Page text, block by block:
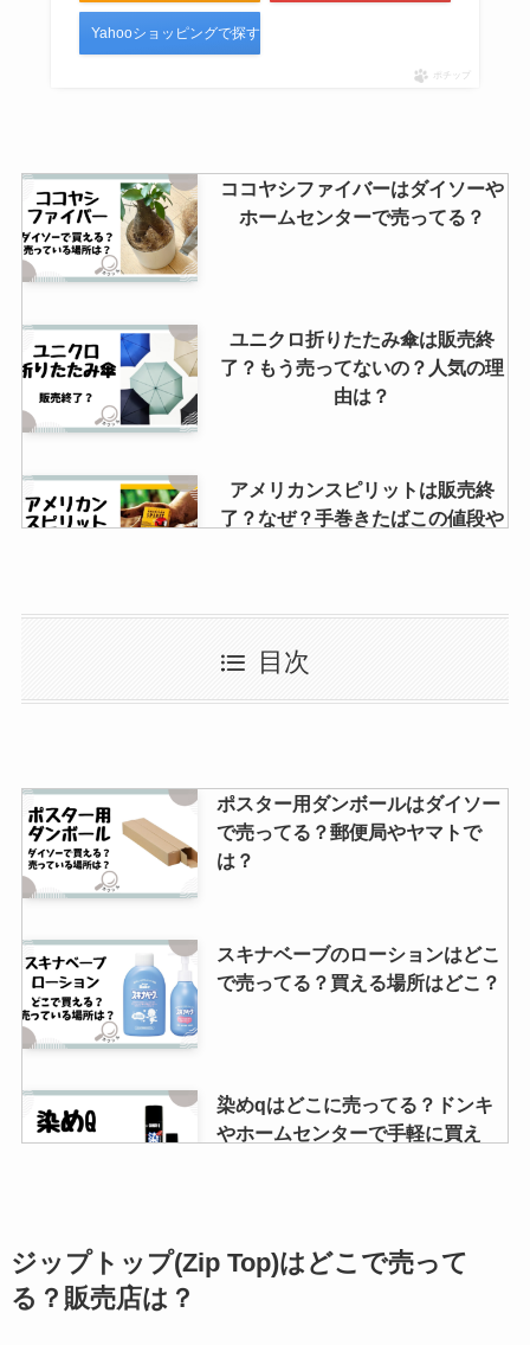
犬の寒さ対策は100均で売って
る？寝る時にしてはいけない事っ
て？寒さ対策グッズは手作りでき
ガラスピアスを売ってる場所は？
どこで買える？選び方など大調
Yahooショッピングで探す
ポチップ
ココヤシファイバーはダイソーや
ホームセンターで売ってる？
ユニクロ折りたたみ傘は販売終
了？もう売ってないの？人気の理
由は？
アメリカンスピリットは販売終
了？なぜ？手巻きたばこの値段や
ミニレターはどこで買える？コン
ビニで売ってる？値段や厚みにつ
いて調査しました！
スマホ用望遠レンズはどこに売っ
てる？100均でも買える？
日本代表ユニフォームはどこで買
える？名前入れは出来るの？グッ
トランサミンが製造中止？理由
は？品薄なのはなぜ？供給再開す
レノアハピネスは廃盤？なぜ？そ
の理由や口コミなど大調査！
目次
ポスター用ダンボールはダイソー
で売ってる？郵便局やヤマトで
は？
スキナベーブのローションはどこ
で売ってる？買える場所はどこ？
染めqはどこに売ってる？ドンキ
やホームセンターで手軽に買え
グッチエンヴィの廃盤の理由は？
似た香りの香水はある？新品を手
ジップトップ(Zip Top)はどこで売って
る？販売店は？